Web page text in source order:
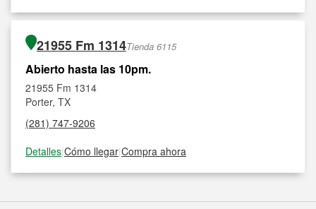
21955 Fm 1314Tienda 6115
Abierto hasta las 10pm.
21955 Fm 1314
Porter, TX
(281) 747-9206
Detalles|Cómo llegar|Compra ahora